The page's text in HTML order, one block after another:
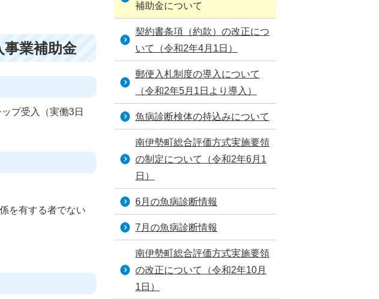
業補助金
プ受入（実働3日
を有する者でない
補助金について
契約書条項（約款）の改正につ
いて（令和2年4月1日）
郵便入札制度の導入について
（令和2年5月1日より導入）
魚病診断検体の持込みについて
南伊勢町総合評価方式実施要領
の制定について（令和2年6月1
日）
6月の魚病診断情報
7月の魚病診断情報
南伊勢町総合評価方式実施要領
の改正について（令和2年10月
1日）